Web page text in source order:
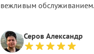
вежливым
Серов Александр